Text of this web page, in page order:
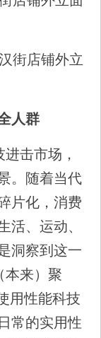
街店铺外立
人群
击市场，
。随着当代
片化，消费
活、运动、
洞察到这一
本来）聚
用性能科技
常的实用性